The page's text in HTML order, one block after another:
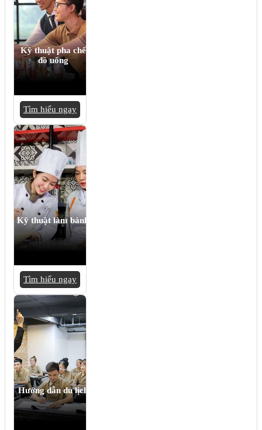
Kỹ thuật pha chế
đồ uống
Tìm hiểu ngay
Kỹ thuật làm bánh
Tìm hiểu ngay
Hướng dẫn du lịch